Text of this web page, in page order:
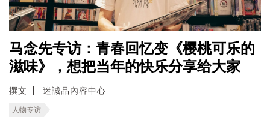
马念先专访：青春回忆变《樱桃可乐的
滋味》，想把当年的快乐分享给大家
撰文 迷誠品內容中心
人物专访